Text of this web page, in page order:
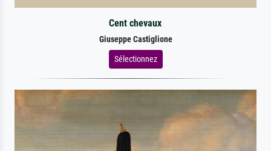
Cent chevaux
Giuseppe Castiglione
Sélectionnez